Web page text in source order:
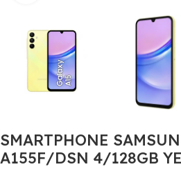
SMARTPHONE
A155F/DSN 4/128GB